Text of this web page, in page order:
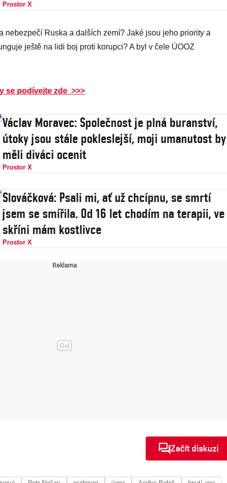
Prostor X
nebezpečí Ruska a dalších zemí? Jaké jsou jeho priority a
ještě na lidi boj proti korupci? A byl v čele ÚOOZ
se podívejte zde >>>
Václav Moravec: Společnost je plná buranství,
útoky jsou stále pokleslejší, moji umanutost by
měli diváci ocenit
Prostor X
Slováčková: Psali mi, ať už chcípnu, se smrtí
jsem se smířila. Od 16 let chodím na terapii, ve
skříni mám kostlivce
Prostor X
Začít diskuzi